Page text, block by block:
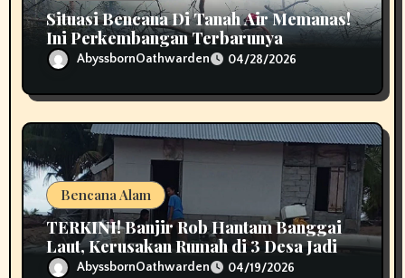
Situasi Bencana Di Tanah Air Memanas!
Ini Perkembangan Terbarunya
AbyssbornOathwarden 04/28/2026
Bencana Alam
TERKINI! Banjir Rob Hantam Banggai
Laut, Kerusakan Rumah di 3 Desa Jadi
Perhatian
AbyssbornOathwarden 04/19/2026